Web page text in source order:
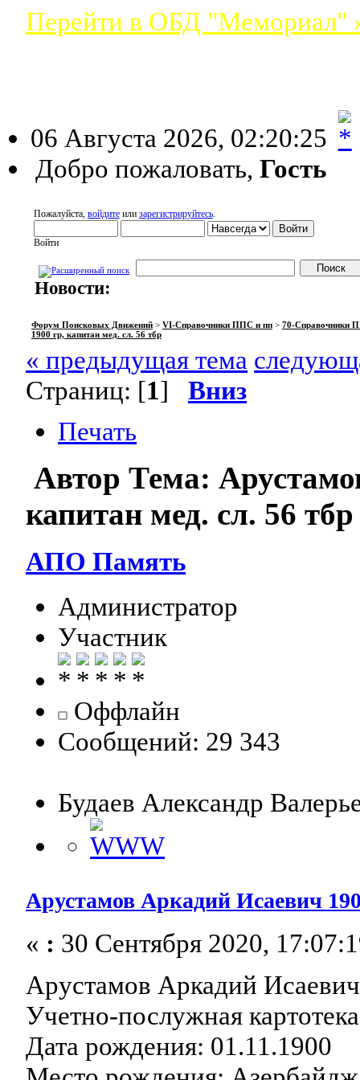
Перейти в ОБД "Мемориал"
06 Августа 2026, 02:20:25
Добро пожаловать,Гость
Пожалуйста, войдитеили зарегистрируйтесь.
Войти
Новости:
Форум Поисковых Движений> VI-Справочники ППС и пп> 70-Справочники
1900 гр, капитан мед. сл. 56 тбр
« предыдущая тема
Страниц: [1]Вниз
Печать
Автор Тема:
капитан мед. сл. 56
АПО Память
Администратор
Участник
Оффлайн
Сообщений: 29 343
Будаев Александр
Арустамов Аркадий Исаевич
« : 30 Сентября 2020,
Арустамов Аркадий Исаевич
Учетно-послужная картотека
Дата рождения: 01.11.1900